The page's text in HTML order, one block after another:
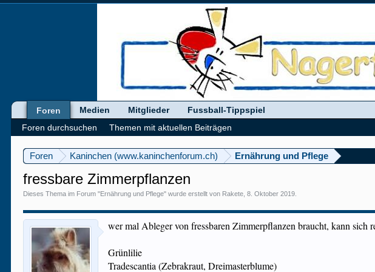
Foren Kaninchen (www.kaninchenforum.ch) Ernährung und Pflege
fressbare Zimmerpflanzen
Dieses Thema im Forum "Ernährung und Pflege" wurde erstellt von Rakete ,8. Oktober 2019
wer mal Ableger von fressbaren Zimmerpflanzen braucht, kann
Grünlilie
Tradescantia (Zebrakraut, Dreimasterblume)
Foren
Foren durchsuchen
Themen mit aktuellen Beiträgen
Medien Mitglieder Fussball-Tippspiel